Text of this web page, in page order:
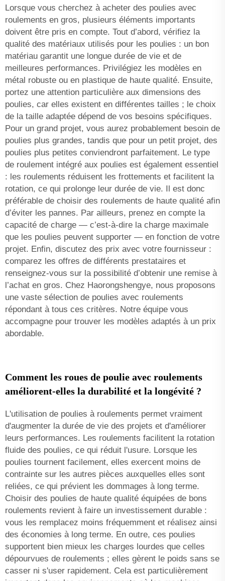
Lorsque vous cherchez à acheter des poulies avec
roulements en gros, plusieurs éléments importants
doivent être pris en compte. Tout d’abord, vérifiez la
qualité des matériaux utilisés pour les poulies : un bon
matériau garantit une longue durée de vie et de
meilleures performances. Privilégiez les modèles en
métal robuste ou en plastique de haute qualité. Ensuite,
portez une attention particulière aux dimensions des
poulies, car elles existent en différentes tailles ; le choix
de la taille adaptée dépend de vos besoins spécifiques.
Pour un grand projet, vous aurez probablement besoin de
poulies plus grandes, tandis que pour un petit projet, des
poulies plus petites conviendront parfaitement. Le type
de roulement intégré aux poulies est également essentiel
: les roulements réduisent les frottements et facilitent la
rotation, ce qui prolonge leur durée de vie. Il est donc
préférable de choisir des roulements de haute qualité afin
d’éviter les pannes. Par ailleurs, prenez en compte la
capacité de charge — c’est-à-dire la charge maximale
que les poulies peuvent supporter — en fonction de votre
projet. Enfin, discutez des prix avec votre fournisseur :
comparez les offres de différents prestataires et
renseignez-vous sur la possibilité d’obtenir une remise à
l’achat en gros. Chez Haorongshengye, nous proposons
une vaste sélection de poulies avec roulements
répondant à tous ces critères. Notre équipe vous
accompagne pour trouver les modèles adaptés à un prix
abordable.
Comment les roues de poulie avec roulements
améliorent-elles la durabilité et la longévité ?
L'utilisation de poulies à roulements permet vraiment
d'augmenter la durée de vie des projets et d'améliorer
leurs performances. Les roulements facilitent la rotation
fluide des poulies, ce qui réduit l'usure. Lorsque les
poulies tournent facilement, elles exercent moins de
contrainte sur les autres pièces auxquelles elles sont
reliées, ce qui prévient les dommages à long terme.
Choisir des poulies de haute qualité équipées de bons
roulements revient à faire un investissement durable :
vous les remplacez moins fréquemment et réalisez ainsi
des économies à long terme. En outre, ces poulies
supportent bien mieux les charges lourdes que celles
dépourvues de roulements ; elles gèrent le poids sans se
casser ni s'user rapidement. Cela est particulièrement